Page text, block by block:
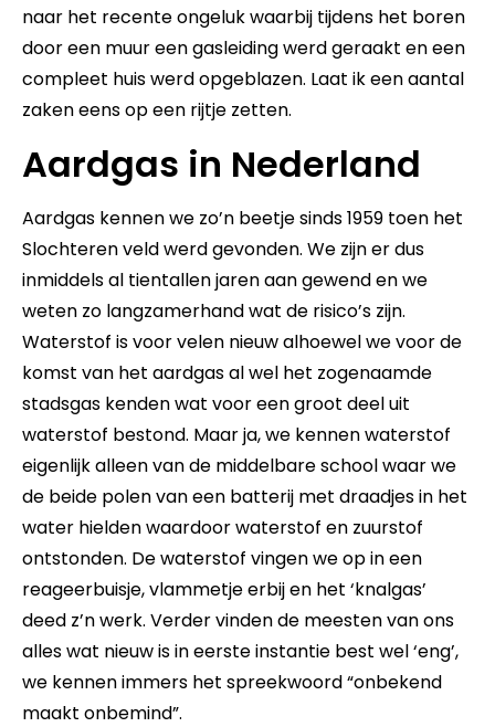
naar het recente ongeluk waarbij tijdens het boren
door een muur een gasleiding werd geraakt en een
compleet huis werd opgeblazen. Laat ik een aantal
zaken eens op een rijtje zetten.
Aardgas in Nederland
Aardgas kennen we zo’n beetje sinds 1959 toen het
Slochteren veld werd gevonden. We zijn er dus
inmiddels al tientallen jaren aan gewend en we
weten zo langzamerhand wat de risico’s zijn.
Waterstof is voor velen nieuw alhoewel we voor de
komst van het aardgas al wel het zogenaamde
stadsgas kenden wat voor een groot deel uit
waterstof bestond. Maar ja, we kennen waterstof
eigenlijk alleen van de middelbare school waar we
de beide polen van een batterij met draadjes in het
water hielden waardoor waterstof en zuurstof
ontstonden. De waterstof vingen we op in een
reageerbuisje, vlammetje erbij en het ‘knalgas’
deed z’n werk. Verder vinden de meesten van ons
alles wat nieuw is in eerste instantie best wel ‘eng’,
we kennen immers het spreekwoord “onbekend
maakt onbemind”.